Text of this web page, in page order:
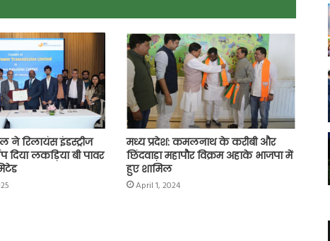
ने रिलायंस इंडस्ट्रीज
दिया लकड़िया बी पावर
मध्य प्रदेश: कमलनाथ के करीबी और
छिंदवाड़ा महापौर विक्रम अहाके भाजपा में
हुए शामिल
April 1, 2024